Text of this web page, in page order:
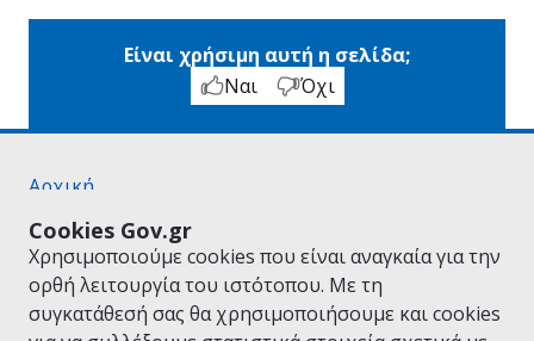
Cookies Gov.gr
Χρησιμοποιούμε cookies που είναι αναγκαία για την
ορθή λειτουργία του ιστότοπου. Με τη
συγκατάθεσή σας θα χρησιμοποιήσουμε και cookies
Είναι χρήσιμη αυτή η σελίδα;
Ναι
Όχι
Αρχική
Όροι Χρήσης
Πολιτική Απορρήτου
Δήλωση προσβασιμότητας
Πολιτική cookies